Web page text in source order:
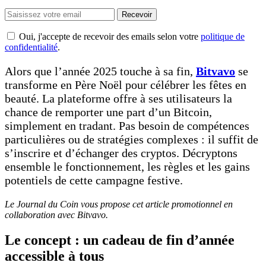
Recevoir
Oui, j'accepte de recevoir des emails selon votre politique de
confidentialité.
Alors que l’année 2025 touche à sa fin, Bitvavo se
transforme en Père Noël pour célébrer les fêtes en
beauté. La plateforme offre à ses utilisateurs la
chance de remporter une part d’un Bitcoin,
simplement en tradant. Pas besoin de compétences
particulières ou de stratégies complexes : il suffit de
s’inscrire et d’échanger des cryptos. Décryptons
ensemble le fonctionnement, les règles et les gains
potentiels de cette campagne festive.
Le Journal du Coin vous propose cet article promotionnel en
collaboration avec Bitvavo.
Le concept : un cadeau de fin d’année
accessible à tous